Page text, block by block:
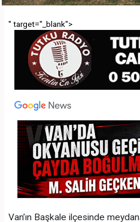
" target="_blank">
Van’ın Başkale ilçesinde